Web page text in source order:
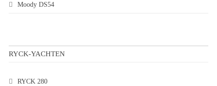
Moody DS54
RYCK-YACHTEN
RYCK 280